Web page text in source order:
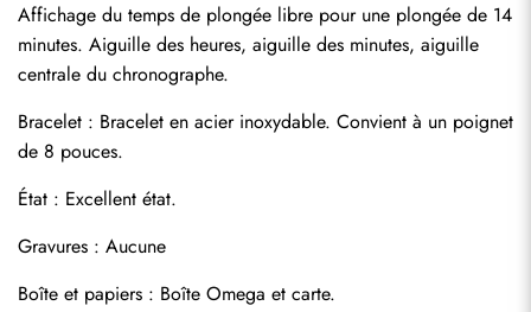
Affichage du temps de plongée libre pour une plongée de 14
minutes. Aiguille des heures, aiguille des minutes, aiguille
centrale du chronographe.
Bracelet : Bracelet en acier inoxydable. Convient à un poignet
de 8 pouces.
État : Excellent état.
Gravures : Aucune
Boîte et papiers : Boîte Omega et carte.